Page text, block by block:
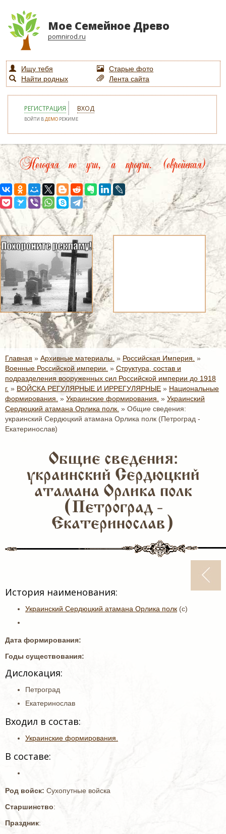
Мое Семейное Древо
pomnirod.ru
Ищу тебя
Старые фото
Найти родных
Лента сайта
РЕГИСТРАЦИЯ ВХОД
ВОЙТИ ВДЕМО РЕЖИМЕ
Негодяя не учи, а проучи. (еврейская)
Главная » Архивные материалы. » Российская Империя. »
Военные Российской империи. » Структура, состав и
подразделения вооруженных сил Российской империи до 1918
г. » ВОЙСКА РЕГУЛЯРНЫЕ И ИРРЕГУЛЯРНЫЕ » Национальные
формирования. » Украинские формирования. » Украинский
Сердюцкий атамана Орлика полк. » Общие сведения:
украинский Сердюцкий атамана Орлика полк (Петроград -
Екатеринослав)
Общие сведения:
украинский Сердюцкий
атамана Орлика полк
(Петроград -
Екатеринослав)
История наименования:
Украинский Сердюцкий атамана Орлика полк (с)
Дата формирования:
Годы существования:
Дислокация:
Петроград
Екатеринослав
Входил в состав:
Украинские формирования.
В составе:
Род войск: Сухопутные войска
Старшинство:
Праздник: